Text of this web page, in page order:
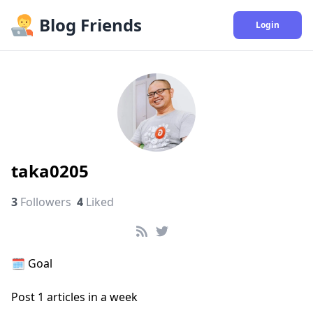
Blog Friends Login
taka0205
3 Followers 4 Liked
🗓️ Goal
Post 1 articles in a week